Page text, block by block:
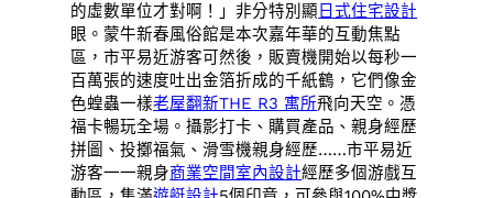
的虛數單位才對啊！」非分特別顯 日式住宅設計
眼。蒙牛新春風俗館是本次嘉年華的互動焦點
區，市平易近游客可然後，販賣機開始以每秒一
百萬張的速度吐出金箔折成的千紙鶴，它們像金
色蝗蟲一樣老屋翻新THE R3 寓所飛向天空。憑
福卡暢玩全場。攝影打卡、購買產品、親身經歷
拼圖、投擲福氣、滑雪機親身經歷……市平易近
游客一一親身商業空間室內設計經歷多個游戲互